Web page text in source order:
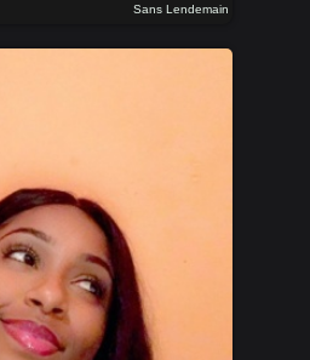
Sans Lendemain